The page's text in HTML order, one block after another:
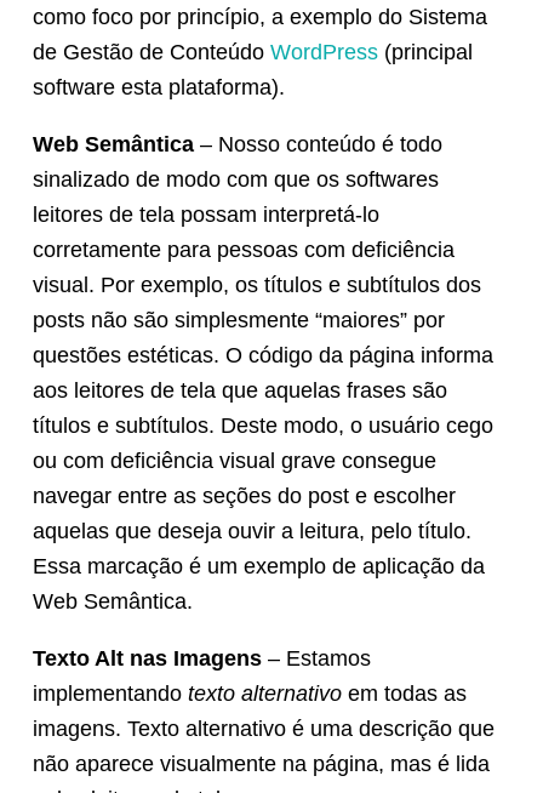
como foco por princípio, a exemplo do Sistema
de Gestão de Conteúdo WordPress (principal
software esta plataforma).
Web Semântica – Nosso conteúdo é todo
sinalizado de modo com que os softwares
leitores de tela possam interpretá-lo
corretamente para pessoas com deficiência
visual. Por exemplo, os títulos e subtítulos dos
posts não são simplesmente “maiores” por
questões estéticas. O código da página informa
aos leitores de tela que aquelas frases são
títulos e subtítulos. Deste modo, o usuário cego
ou com deficiência visual grave consegue
navegar entre as seções do post e escolher
aquelas que deseja ouvir a leitura, pelo título.
Essa marcação é um exemplo de aplicação da
Web Semântica.
Texto Alt nas Imagens – Estamos
implementando texto alternativo em todas as
imagens. Texto alternativo é uma descrição que
não aparece visualmente na página, mas é lida